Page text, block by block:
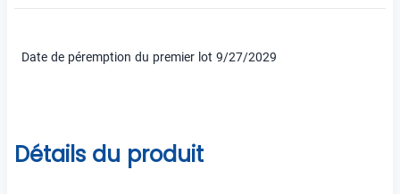
Date de péremption du premier lot 9/27/2029
Détails du produit